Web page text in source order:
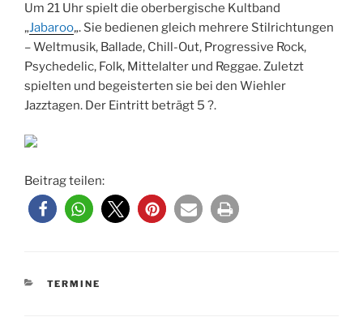
Um 21 Uhr spielt die oberbergische Kultband
„Jabaroo„. Sie bedienen gleich mehrere Stilrichtungen
– Weltmusik, Ballade, Chill-Out, Progressive Rock,
Psychedelic, Folk, Mittelalter und Reggae. Zuletzt
spielten und begeisterten sie bei den Wiehler
Jazztagen. Der Eintritt beträgt 5 ?.
Beitrag teilen:
KATEGORIEN
TERMINE